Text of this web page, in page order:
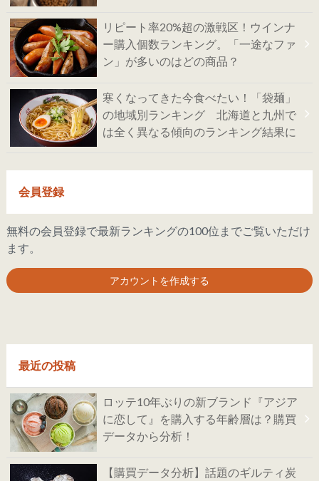
リピート率20%超の激戦区！ウインナ
ー購入個数ランキング。「一途なファ
ン」が多いのはどの商品？
寒くなってきた今食べたい！「袋麺」
の地域別ランキング 北海道と九州で
は全く異なる傾向のランキング結果に
会員登録
無料の会員登録で最新ランキングの100位までご覧いただけ
ます。
アカウントを作成する
最近の投稿
ロッテ10年ぶりの新ブランド『アジア
に恋して』を購入する年齢層は？購買
データから分析！
【購買データ分析】話題のギルティ炭